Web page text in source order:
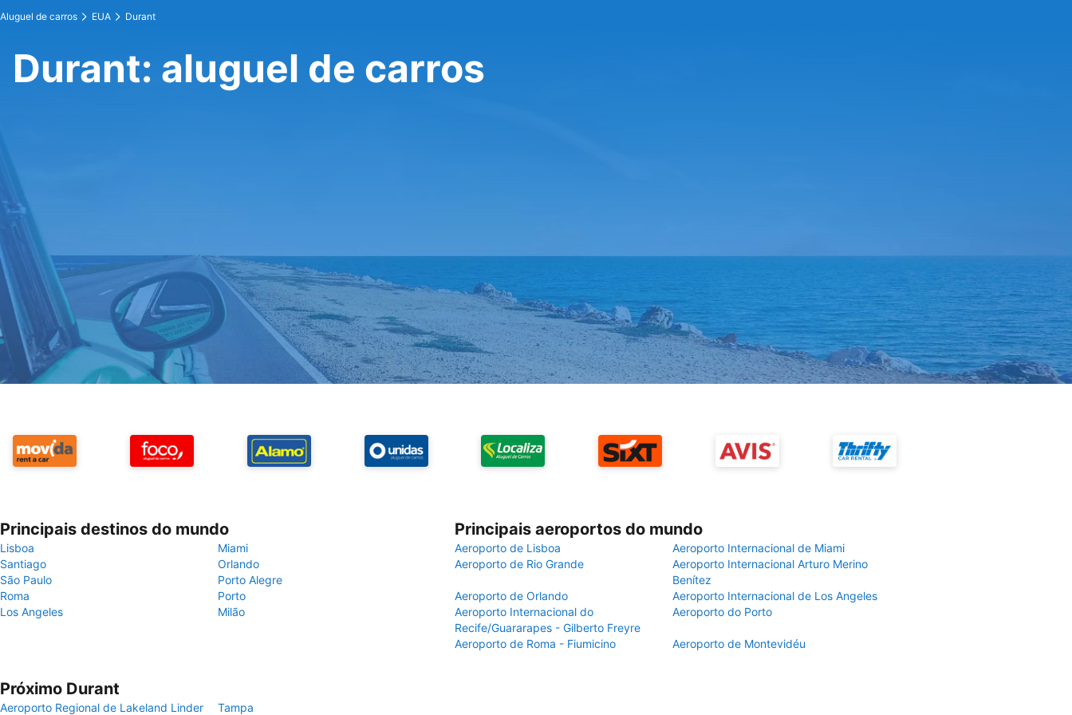
Aluguel de carros EUA Durant
Durant: aluguel de carros
Principais destinos do mundo
Lisboa
Miami
Santiago
Orlando
São Paulo
Porto Alegre
Roma
Porto
Los Angeles
Milão
Principais aeroportos do mundo
Aeroporto de Lisboa
Aeroporto Internacional de Miami
Aeroporto de Rio Grande
Aeroporto Internacional Arturo Merino
Benítez
Aeroporto de Orlando
Aeroporto Internacional de Los Angeles
Aeroporto Internacional do
Recife/Guararapes - Gilberto Freyre
Aeroporto do Porto
Aeroporto de Roma - Fiumicino Aeroporto de Montevidéu
Próximo Durant
Aeroporto Regional de Lakeland Linder Tampa